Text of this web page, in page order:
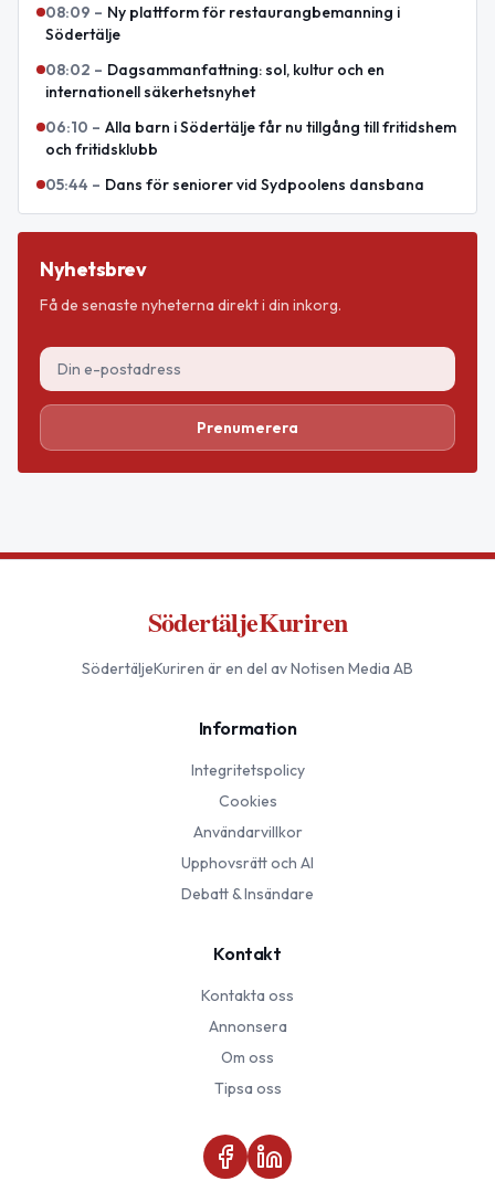
08:09 – Ny plattform för restaurangbemanning i
Södertälje
08:02 – Dagsammanfattning: sol, kultur och en
internationell säkerhetsnyhet
06:10 – Alla barn i Södertälje får nu tillgång till fritidshem
och fritidsklubb
05:44 – Dans för seniorer vid Sydpoolens dansbana
Nyhetsbrev
Få de senaste nyheterna direkt i din inkorg.
Prenumerera
SödertäljeKuriren
SödertäljeKuriren är en del av Notisen Media AB
Information
Integritetspolicy
Cookies
Användarvillkor
Upphovsrätt och AI
Debatt & Insändare
Kontakt
Kontakta oss
Annonsera
Om oss
Tipsa oss